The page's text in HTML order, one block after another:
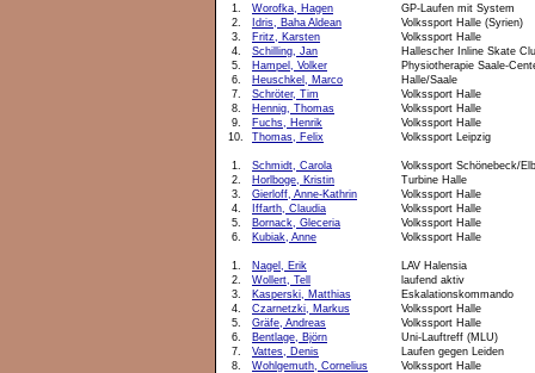
1. Worofka, Hagen
GP-Laufen mit System
2.
Idris, Baha Aldean
Volkssport Halle (Syrien)
3.
Fritz, Karsten
Volkssport Halle
4.
Schilling, Jan
Hallescher Inline Skate
5.
Hampel, Volker
Physiotherapie Saale-
6.
Heuschkel, Marco
Halle/Saale
7.
Schröter, Tim
Volkssport Halle
8.
Hennig, Thomas
Volkssport Halle
9.
Fuchs, Henrik
Volkssport Halle
10.
Thomas, Felix Volkssport Leipzig
1. Schmidt, Carola
Volkssport Schönebeck/
2.
Horlboge, Kristin
Turbine Halle
3.
Gierloff, Anne-Kathrin
Volkssport Halle
4.
Iffarth, Claudia
Volkssport Halle
5.
Bornack, Gleceria
Volkssport Halle
6.
Kubiak, Anne Volkssport Halle
1. Nagel, Erik
LAV Halensia
2.
Wollert, Tell
laufend aktiv
3.
Kasperski, Matthias
Eskalationskommando
4.
Czarnetzki, Markus
Volkssport Halle
5.
Gräfe, Andreas
Volkssport Halle
6.
Bentlage, Björn
Uni-Lauftreff (MLU)
7.
Vattes, Denis
Laufen gegen Leiden
8.
Wohlgemuth, Cornelius Volkssport Halle